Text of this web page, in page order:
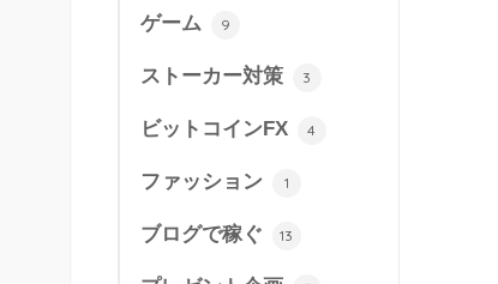
ゲーム 9
ストーカー対策 3
ビットコインFX 4
ファッション 1
ブログで稼ぐ 13